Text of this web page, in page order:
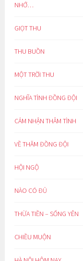
NHỚ…
GIỌT THU
THU BUỒN
MỘT TRỜI THU
NGHĨA TÌNH ĐỒNG ĐỘI
CẢM NHẬN THÂM TÌNH
VỀ THĂM ĐỒNG ĐỘI
HỘI NGỘ
NÀO CÓ ĐỦ
THỪA TIỀN – SỐNG YÊN
CHIỀU MUỘN